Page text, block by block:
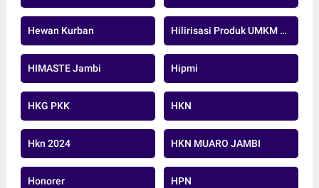
Hewan Kurban Hilirisasi Produk UMKM Sawit
HIMASTE Jambi Hipmi
HKG PKK HKN
Hkn 2024 HKN MUARO JAMBI
Honorer HPN